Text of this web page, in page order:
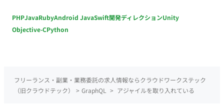
PHPJavaRubyAndroid JavaSwift開発ディレクションUnity
Objective-CPython
フリーランス・副業・業務委託の求人情報ならクラウドワークステック
（旧クラウドテック）
> GraphQL > アジャイルを取り入れている